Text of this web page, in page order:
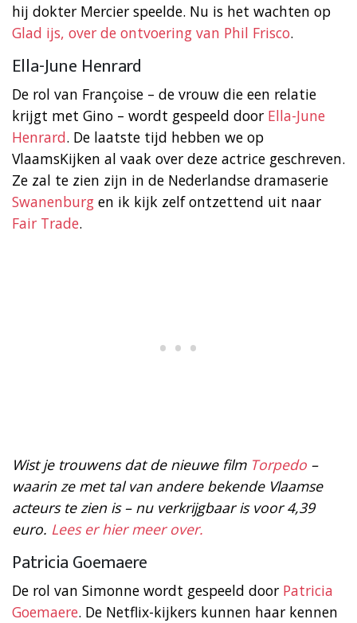
hij dokter Mercier speelde. Nu is het wachten op
Glad ijs, over de ontvoering van Phil Frisco.
Ella-June Henrard
De rol van Françoise – de vrouw die een relatie
krijgt met Gino – wordt gespeeld door Ella-June
Henrard. De laatste tijd hebben we op
VlaamsKijken al vaak over deze actrice geschreven.
Ze zal te zien zijn in de Nederlandse dramaserie
Swanenburg en ik kijk zelf ontzettend uit naar
Fair Trade.
Wist je trouwens dat de nieuwe film Torpedo –
waarin ze met tal van andere bekende Vlaamse
acteurs te zien is – nu verkrijgbaar is voor 4,39
euro. Lees er hier meer over.
Patricia Goemaere
De rol van Simonne wordt gespeeld door Patricia
Goemaere. De Netflix-kijkers kunnen haar kennen